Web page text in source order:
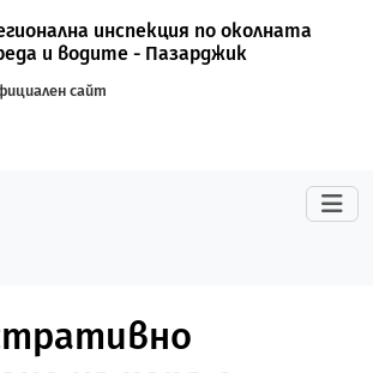
инспекция по околната
и водите - Пазарджик
сайт